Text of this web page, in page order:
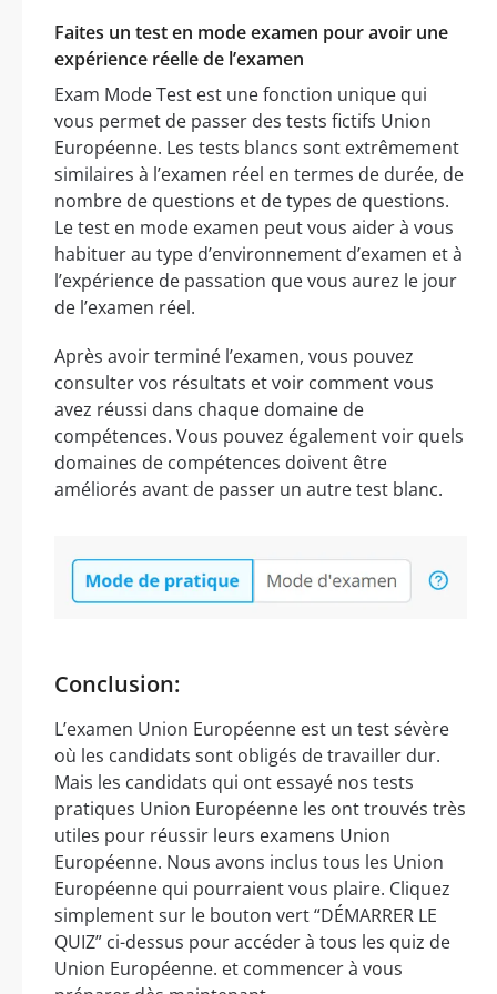
Faites un test en mode examen pour avoir une
expérience réelle de l’examen
Exam Mode Test est une fonction unique qui
vous permet de passer des tests fictifs Union
Européenne. Les tests blancs sont extrêmement
similaires à l’examen réel en termes de durée, de
nombre de questions et de types de questions.
Le test en mode examen peut vous aider à vous
habituer au type d’environnement d’examen et à
l’expérience de passation que vous aurez le jour
de l’examen réel.
Après avoir terminé l’examen, vous pouvez
consulter vos résultats et voir comment vous
avez réussi dans chaque domaine de
compétences. Vous pouvez également voir quels
domaines de compétences doivent être
améliorés avant de passer un autre test blanc.
Conclusion:
L’examen Union Européenne est un test sévère
où les candidats sont obligés de travailler dur.
Mais les candidats qui ont essayé nos tests
pratiques Union Européenne les ont trouvés très
utiles pour réussir leurs examens Union
Européenne. Nous avons inclus tous les Union
Européenne qui pourraient vous plaire. Cliquez
simplement sur le bouton vert “DÉMARRER LE
QUIZ” ci-dessus pour accéder à tous les quiz de
Union Européenne. et commencer à vous